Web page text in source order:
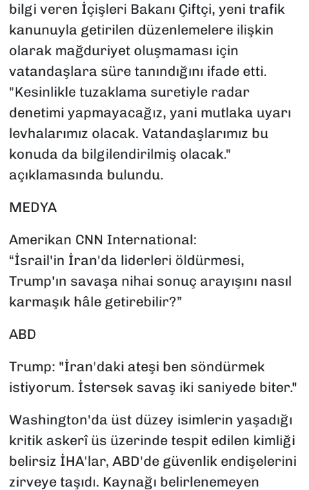
bilgi veren İçişleri Bakanı Çiftçi, yeni trafik
kanunuyla getirilen düzenlemelere ilişkin
olarak mağduriyet oluşmaması için
vatandaşlara süre tanındığını ifade etti.
"Kesinlikle tuzaklama suretiyle radar
denetimi yapmayacağız, yani mutlaka uyarı
levhalarımız olacak. Vatandaşlarımız bu
konuda da bilgilendirilmiş olacak."
açıklamasında bulundu.
MEDYA
Amerikan CNN International:
“İsrail'in İran'da liderleri öldürmesi,
Trump'ın savaşa nihai sonuç arayışını nasıl
karmaşık hâle getirebilir?”
ABD
Trump: "İran'daki ateşi ben söndürmek
istiyorum. İstersek savaş iki saniyede biter."
Washington'da üst düzey isimlerin yaşadığı
kritik askerî üs üzerinde tespit edilen kimliği
belirsiz İHA'lar, ABD'de güvenlik endişelerini
zirveye taşıdı. Kaynağı belirlenemeyen